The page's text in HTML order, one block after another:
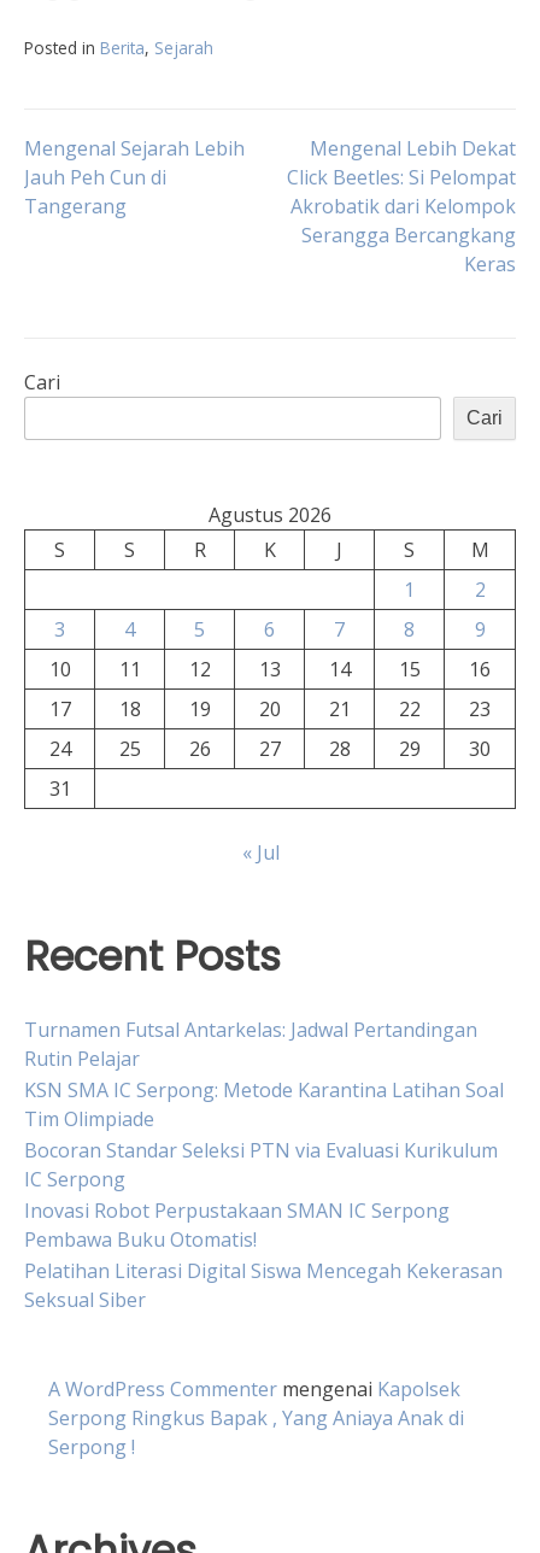
Posted in Berita, Sejarah
Navigasi
pos
Mengenal Sejarah Lebih
Jauh Peh Cun di
Tangerang
Mengenal Lebih Dekat
Click Beetles: Si Pelompat
Akrobatik dari Kelompok
Serangga Bercangkang
Keras
Cari
Cari
Agustus 2026
S
S R K J S
M
1
2
3
4 5 6 7 8
9
10
11 12 13 14 15
16
17
18 19 20 21 22
23
24
25 26 27 28 29
30
31
« Jul
Recent Posts
Turnamen Futsal Antarkelas: Jadwal Pertandingan
Rutin Pelajar
KSN SMA IC Serpong: Metode Karantina Latihan Soal
Tim Olimpiade
Bocoran Standar Seleksi PTN via Evaluasi Kurikulum
IC Serpong
Inovasi Robot Perpustakaan SMAN IC Serpong
Pembawa Buku Otomatis!
Pelatihan Literasi Digital Siswa Mencegah Kekerasan
Seksual Siber
A WordPress Commenter mengenai Kapolsek
Serpong Ringkus Bapak , Yang Aniaya Anak di
Serpong !